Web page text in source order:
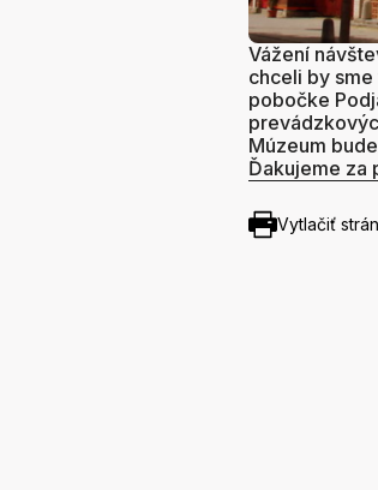
Vážení
chceli by
pobočke
Múzeum
Ďakujeme za
Vytlačiť